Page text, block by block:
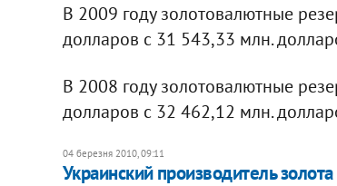
В 2009 году золотовалютные
долларов с 31 543,33 млн.
В 2008 году золотовалютные
долларов с 32 462,12 млн.
04 березня 2010, 09:11
Украинский производитель